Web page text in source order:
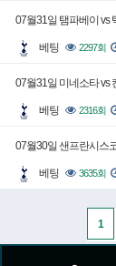
07월31일 탬파베이 vs
베팅 2297회
07월31일 미네소타 vs
베팅 2316회
07월30일 샌프란시스
베팅 3635회
1